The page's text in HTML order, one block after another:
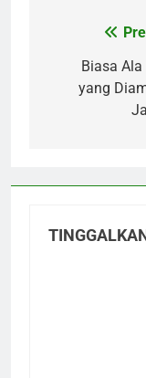
Navigasi
posBiasa Ala
yang